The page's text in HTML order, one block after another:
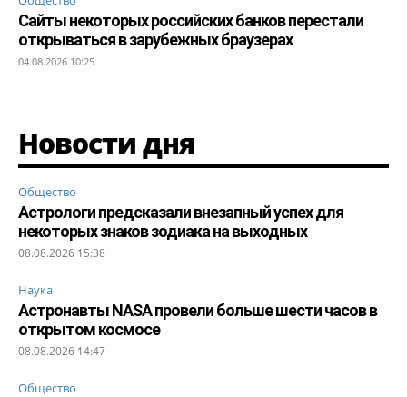
Сайты некоторых российских банков перестали
открываться в зарубежных браузерах
04.08.2026 10:25
Новости дня
Общество
Астрологи предсказали внезапный успех для
некоторых знаков зодиака на выходных
08.08.2026 15:38
Наука
Астронавты NASA провели больше шести часов в
открытом космосе
08.08.2026 14:47
Общество